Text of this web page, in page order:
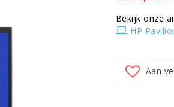
Bekijk onze
HP
Aan